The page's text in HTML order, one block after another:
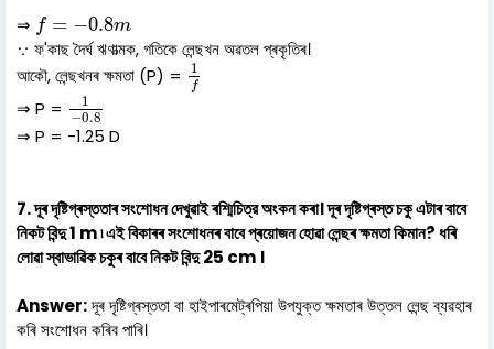
⇒ f = −0.8m
f= 0.8 m
∵ ফ'কাছ দৈৰ্ঘ ঋণাত্মক, গতিকে লেন্ছখন অৱতল প্ৰকৃতিৰ।
আকৌ, লেন্ছখনৰ ক্ষমতা (P) =
1
f
1f
⇒ P =
1
−0.8
−0.8
⇒ P = -1.25 D
7. দূৰ দৃষ্টিগ্ৰস্ততাৰ সংশোধন দেখুৱাই ৰশ্মিচিত্র অংকন কৰা। দূৰ দৃষ্টিগ্ৰস্ত চকু এটাৰ বাবে
নিকট বিন্দু 1 m ৷ এই বিকাৰৰ সংশোধনৰ বাবে প্ৰয়োজন হোৱা লেন্ছৰ ক্ষমতা কিমান? ধৰি
লোৱা স্বাভাৱিক চকুৰ বাবে নিকট বিন্দু 25 cm ।
Answer:দূৰ দৃষ্টিগ্ৰস্ততা বা হাইপাৰমেট্ৰপিয়া উপযুক্ত ক্ষমতাৰ উত্তল লেন্ছ ব্যৱহাৰ
কৰি সংশোধন কৰিব পাৰি।